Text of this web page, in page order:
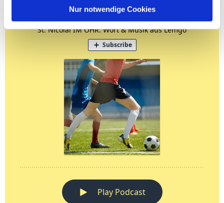
Nur notwendige Cookies